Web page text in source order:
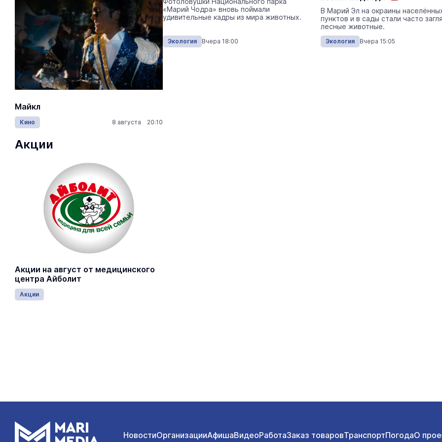
Майкл
Кино 8 августа 20:10
Акции
Акции на август от медицинского
центра Айболит
Акции
места регулярно обследуют и берут с
них пробы почв.
Экология Сегодня 15:20
«Марий Чодра» вновь поймали
удивительные кадры из мира животных.
Экология Вчера 18:00
В Марий Эл на окраины
пунктов и в сады стали часто
лесные животные.
Экология Вчера 15:05
Экология Вчера
НовостиОрганизацииАфишаВидеоРаботаЗаказ товаровТранспортПогодаО